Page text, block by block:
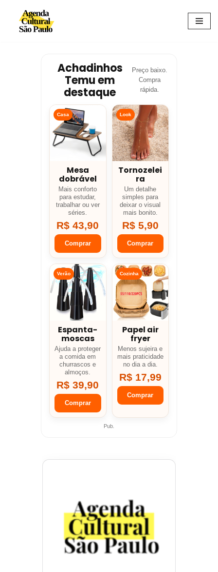
Avançar
Achadinhos
Temu em
destaque
Preço baixo.
Compra
rápida.
Casa
Mesa
dobrável
Mais conforto
para estudar,
trabalhar ou ver
séries.
R$ 43,90
Comprar
Look
Tornozelei
ra
Um detalhe
simples para
deixar o visual
mais bonito.
R$ 5,90
Comprar
Verão
Espanta-
moscas
Ajuda a proteger
a comida em
churrascos e
almoços.
R$ 39,90
Comprar
Cozinha
Papel air
fryer
Menos sujeira e
mais praticidade
no dia a dia.
R$ 17,99
Comprar
Pub.